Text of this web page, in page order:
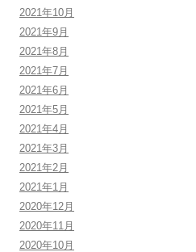
2021年10月
2021年9月
2021年8月
2021年7月
2021年6月
2021年5月
2021年4月
2021年3月
2021年2月
2021年1月
2020年12月
2020年11月
2020年10月